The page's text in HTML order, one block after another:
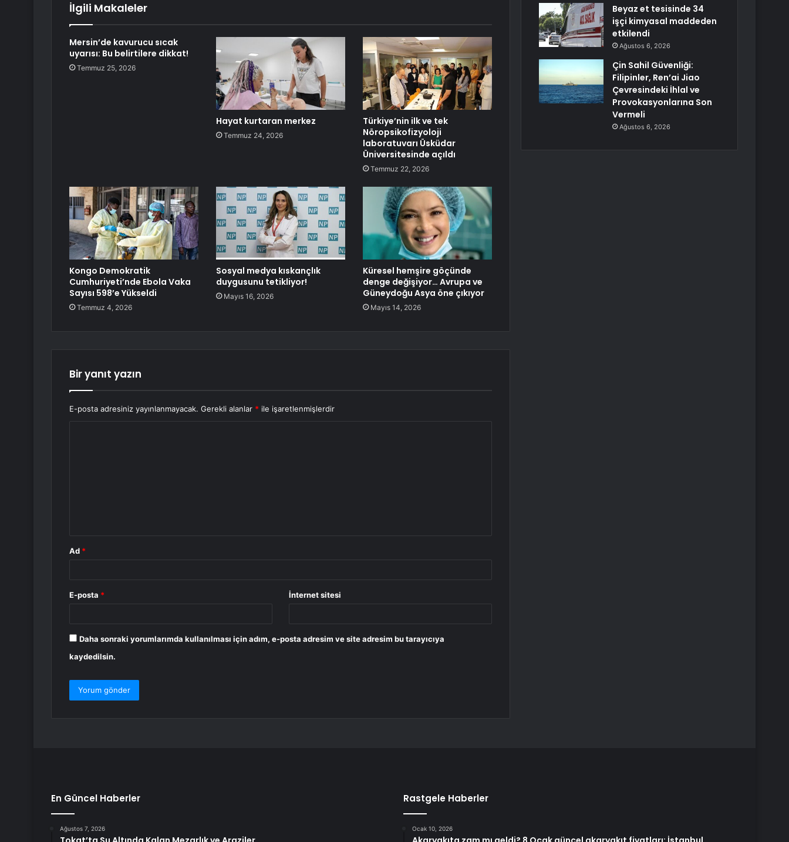
İlgili Makaleler
Mersin’de kavurucu sıcak
uyarısı: Bu belirtilere dikkat!
Temmuz 25, 2026
Hayat kurtaran merkez
Temmuz 24, 2026
Türkiye’nin ilk ve tek
Nöropsikofizyoloji
laboratuvarı Üsküdar
Üniversitesinde açıldı
Temmuz 22, 2026
Kongo Demokratik
Cumhuriyeti’nde Ebola Vaka
Sayısı 598’e Yükseldi
Temmuz 4, 2026
Sosyal medya kıskançlık
duygusunu tetikliyor!
Mayıs 16, 2026
Küresel hemşire göçünde
denge değişiyor… Avrupa ve
Güneydoğu Asya öne çıkıyor
Mayıs 14, 2026
Bir yanıt yazın
E-posta adresiniz yayınlanmayacak. Gerekli alanlar * ile işaretlenmişlerdir
Ad *
E-posta * İnternet sitesi
Daha sonraki yorumlarımda kullanılması için adım, e-posta adresim ve site adresim bu tarayıcıya
kaydedilsin.
Beyaz et tesisinde 34
işçi kimyasal maddeden
etkilendi
Ağustos 6, 2026
Çin Sahil Güvenliği:
Filipinler, Ren’ai Jiao
Çevresindeki İhlal ve
Provokasyonlarına Son
Vermeli
Ağustos 6, 2026
En Güncel Haberler
Ağustos 7, 2026
Rastgele Haberler
Ocak 10, 2026